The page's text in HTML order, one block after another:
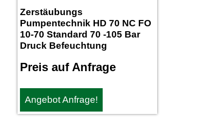
Zerstäubungs
Pumpentechnik HD 70 NC FO
10-70 Standard 70 -105 Bar
Druck Befeuchtung
Preis auf Anfrage
Angebot Anfrage!